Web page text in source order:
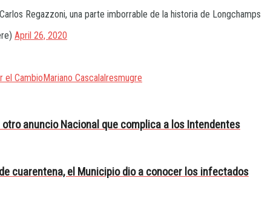
Regazzoni, una parte imborrable de la historia de
April 26, 2020
el Cambio Mariano Cascalalresmugre
anuncio Nacional que complica a los Intendentes
cuarentena, el Municipio dio a conocer los infectados